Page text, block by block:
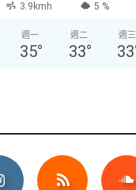
3.9kmh 5 %
週一
35°
週二
33°
週三
33